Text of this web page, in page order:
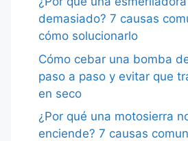
demasiado? 7 causas
cómo solucionarlo
Cómo cebar una bomba
paso a paso y evitar que
en seco
¿Por qué una motosierra
enciende? 7 causas